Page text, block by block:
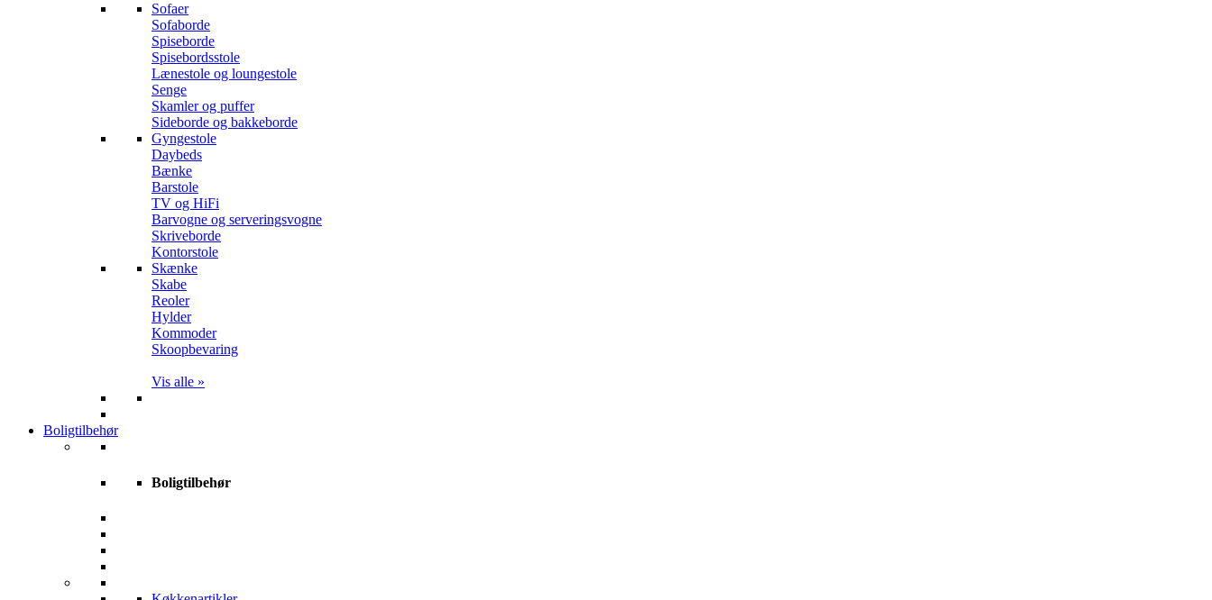
Sofaer
Sofaborde
Spiseborde
Spisebordsstole
Lænestole og loungestole
Senge
Skamler og puffer
Sideborde og bakkeborde
Gyngestole
Daybeds
Bænke
Barstole
TV og HiFi
Barvogne og serveringsvogne
Skriveborde
Kontorstole
Skænke
Skabe
Reoler
Hylder
Kommoder
Skoopbevaring
Vis alle »
Boligtilbehør
Boligtilbehør